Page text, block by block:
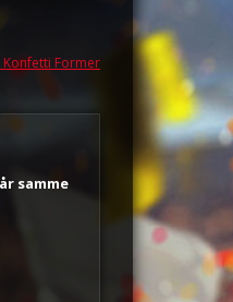
Konfetti Former
samme